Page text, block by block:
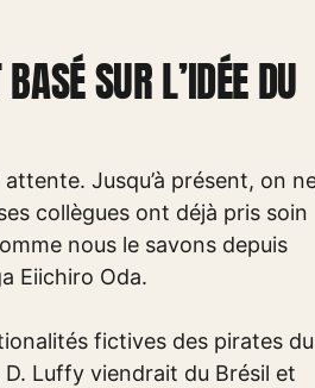
SUR L’IDÉE DU
Jusqu’à présent, on
collègues ont déjà pris soin
nous le savons depuis
Eiichiro Oda.
fictives des pirates du
Luffy viendrait du Brésil et